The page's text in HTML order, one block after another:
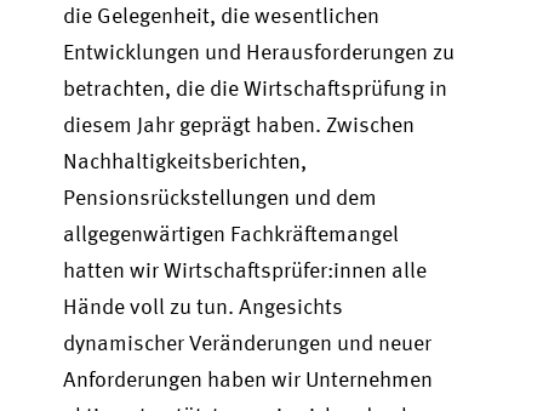
die Gelegenheit, die wesentlichen
Entwicklungen und Herausforderungen zu
betrachten, die die Wirtschaftsprüfung in
diesem Jahr geprägt haben. Zwischen
Nachhaltigkeitsberichten,
Pensionsrückstellungen und dem
allgegenwärtigen Fachkräftemangel
hatten wir Wirtschaftsprüfer:innen alle
Hände voll zu tun. Angesichts
dynamischer Veränderungen und neuer
Anforderungen haben wir Unternehmen